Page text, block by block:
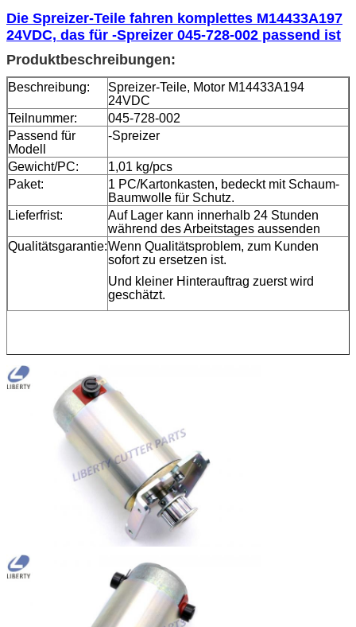
Die Spreizer-Teile fahren komplettes M14433A197
24VDC, das für -Spreizer 045-728-002 passend ist
Produktbeschreibungen:
Beschreibung:
Spreizer-Teile, Motor M14433A194
24VDC
Teilnummer:
045-728-002
Passend für
Modell
-Spreizer
Gewicht/PC:
1,01 kg/pcs
Paket:
1 PC/Kartonkasten, bedeckt mit Schaum-
Baumwolle für Schutz.
Lieferfrist:
Auf Lager kann innerhalb 24 Stunden
während des Arbeitstages aussenden
Qualitätsgarantie:Wenn Qualitätsproblem, zum Kunden
sofort zu ersetzen ist.
Und kleiner Hinterauftrag zuerst wird
geschätzt.